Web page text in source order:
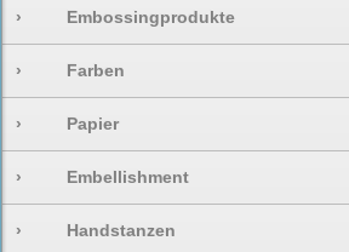
› Embossingprodukte
› Farben
› Papier
› Embellishment
› Handstanzen